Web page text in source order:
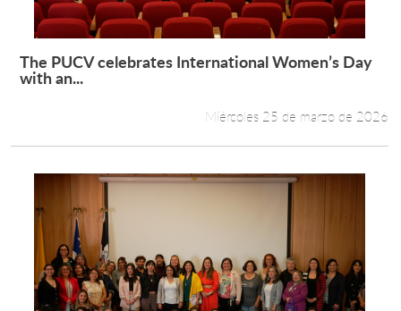
Leer más +
The PUCV celebrates International Women’s Day
with an...
Miércoles 25 de marzo de 2026